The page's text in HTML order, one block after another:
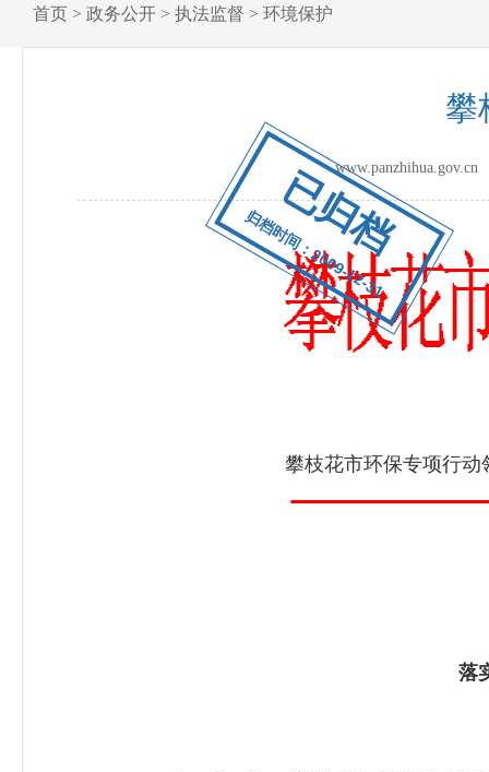
已归档
归档时间：2009-12-31
首页 > 政务公开 > 执法监督 > 环境保护
攀
攀枝花市环保专项行动
落